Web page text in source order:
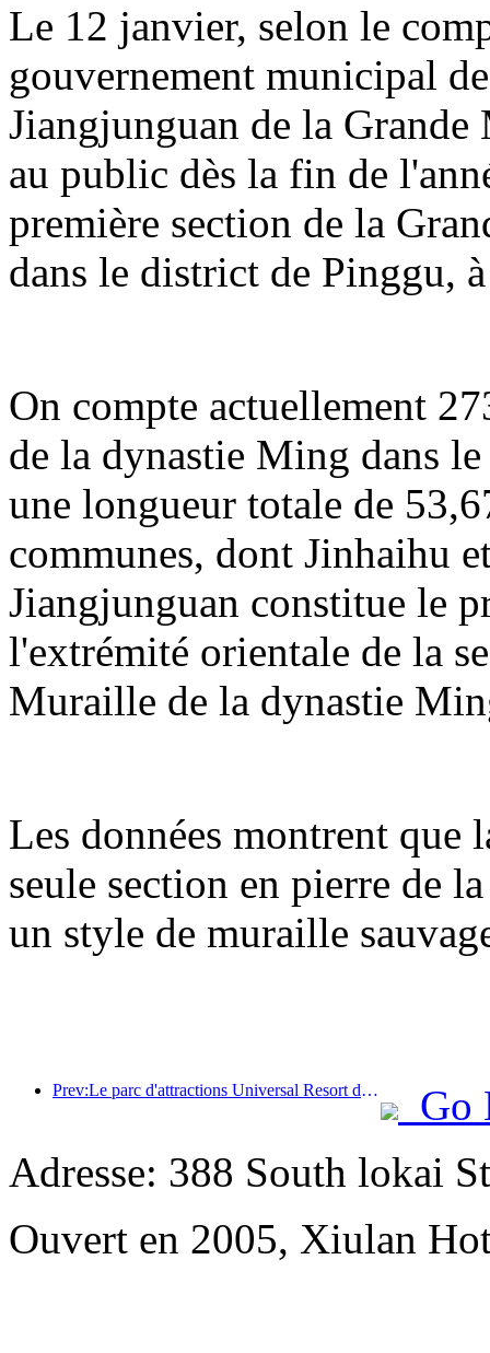
Le 12 janvier, selon le
gouvernement municipal
Jiangjunguan de la
au public dès la fin de
première section de la
dans le district de Pinggu,
On compte actuellement
de la dynastie Ming dans
une longueur totale de
communes, dont Jinhaihu
Jiangjunguan constitue le
l'extrémité orientale de la
Muraille de la dynastie
Les données montrent que
seule section en pierre de
un style de muraille
Prev:Le parc d'attractions Universal Resort de Pékin lancera son événement du Nouvel An chinois le 23 janvier, qui durera 40 jours.
Go
Adresse: 388 South lokai
Ouvert en 2005, Xiulan